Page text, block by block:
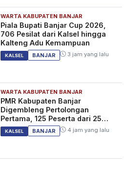
WARTA KABUPATEN BANJAR
Piala Bupati Banjar Cup 2026,
706 Pesilat dari Kalsel hingga
Kalteng Adu Kemampuan
KALSEL BANJAR 3 jam yang lalu
WARTA KABUPATEN BANJAR
PMR Kabupaten Banjar
Digembleng Pertolongan
Pertama, 125 Peserta dari 25
Sekolah
KALSEL BANJAR 4 jam yang lalu